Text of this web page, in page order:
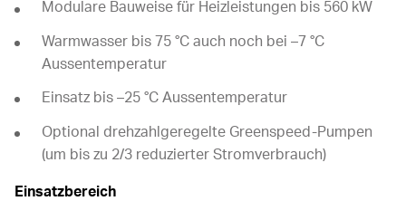
Modulare Bauweise für Heizleistungen bis 560 kW
Warmwasser bis 75 °C auch noch bei –7 °C
Aussentemperatur
Einsatz bis –25 °C Aussentemperatur
Optional drehzahlgeregelte Greenspeed-Pumpen
(um bis zu 2/3 reduzierter Stromverbrauch)
Einsatzbereich